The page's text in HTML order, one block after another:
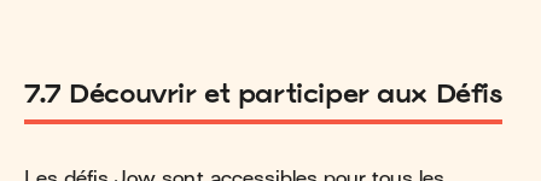
7.7 Découvrir et participer aux Défis